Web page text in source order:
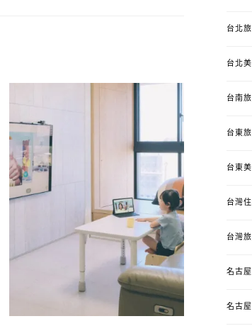
台北
台北
台南
台東
台東
台灣
台灣
名古
名古